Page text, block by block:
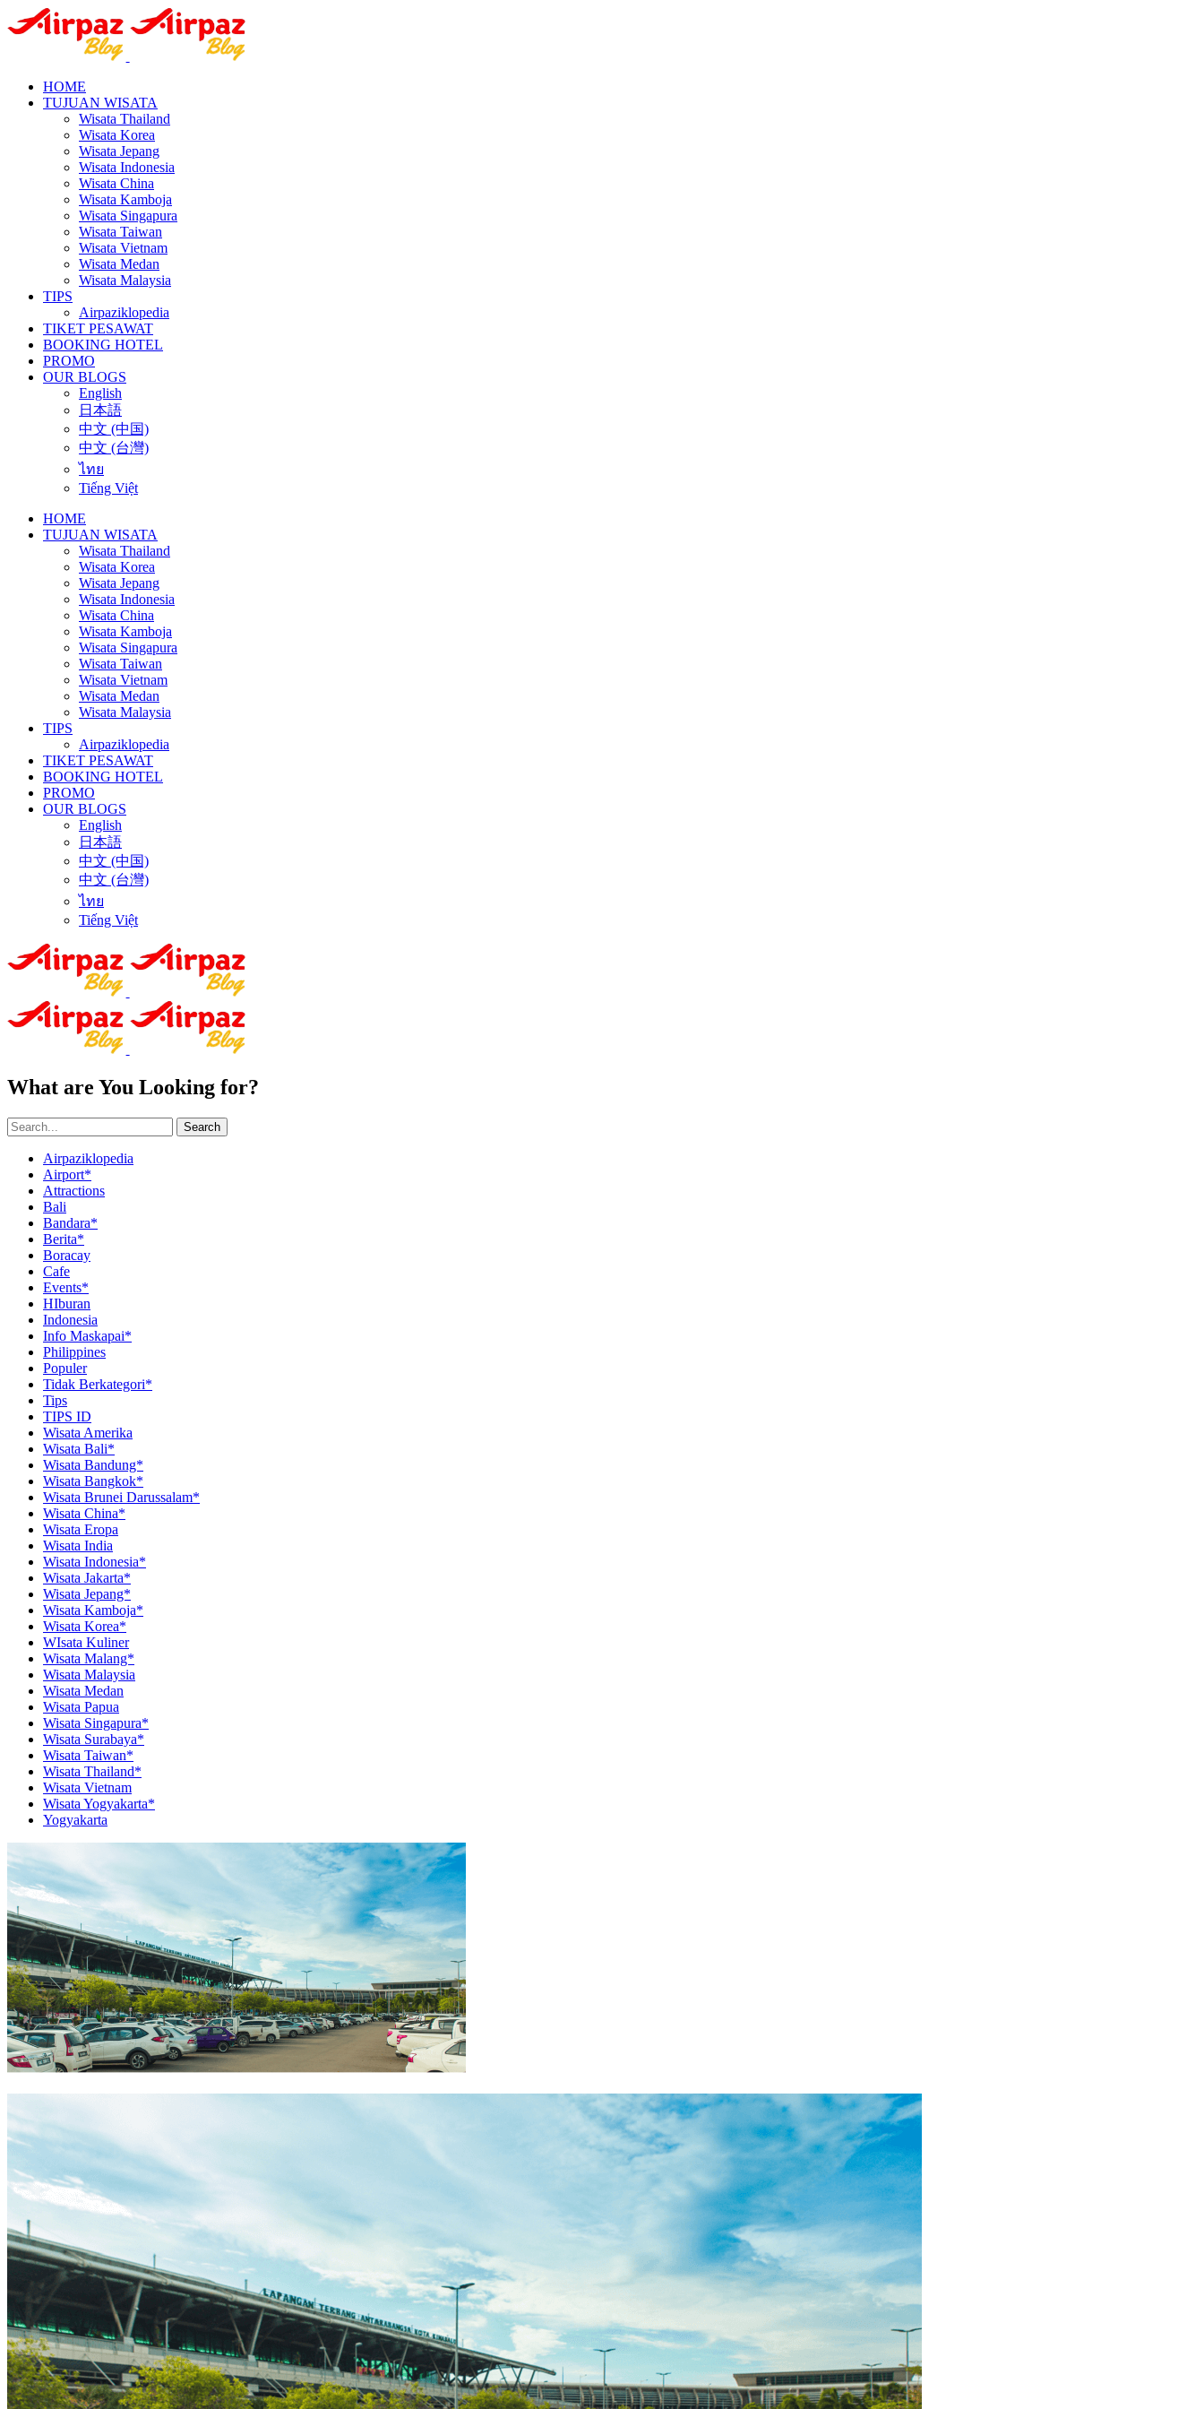
HOME
TUJUAN WISATA
Wisata Thailand
Wisata Korea
Wisata Jepang
Wisata Indonesia
Wisata China
Wisata Kamboja
Wisata Singapura
Wisata Taiwan
Wisata Vietnam
Wisata Medan
Wisata Malaysia
TIPS
Airpaziklopedia
TIKET PESAWAT
BOOKING HOTEL
PROMO
OUR BLOGS
English
日本語
中文 (中国)
中文 (台灣)
ไทย
Tiếng Việt
HOME
TUJUAN WISATA
Wisata Thailand
Wisata Korea
Wisata Jepang
Wisata Indonesia
Wisata China
Wisata Kamboja
Wisata Singapura
Wisata Taiwan
Wisata Vietnam
Wisata Medan
Wisata Malaysia
TIPS
Airpaziklopedia
TIKET PESAWAT
BOOKING HOTEL
PROMO
OUR BLOGS
English
日本語
中文 (中国)
中文 (台灣)
ไทย
Tiếng Việt
What are You Looking for?
Search
Airpaziklopedia
Airport*
Attractions
Bali
Bandara*
Berita*
Boracay
Cafe
Events*
HIburan
Indonesia
Info Maskapai*
Philippines
Populer
Tidak Berkategori*
Tips
TIPS ID
Wisata Amerika
Wisata Bali*
Wisata Bandung*
Wisata Bangkok*
Wisata Brunei Darussalam*
Wisata China*
Wisata Eropa
Wisata India
Wisata Indonesia*
Wisata Jakarta*
Wisata Jepang*
Wisata Kamboja*
Wisata Korea*
WIsata Kuliner
Wisata Malang*
Wisata Malaysia
Wisata Medan
Wisata Papua
Wisata Singapura*
Wisata Surabaya*
Wisata Taiwan*
Wisata Thailand*
Wisata Vietnam
Wisata Yogyakarta*
Yogyakarta